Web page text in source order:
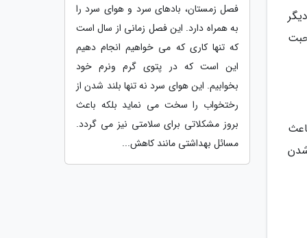
فصل زمستان، بادهای سرد و هوای سرد را
به همراه دارد. این فصل زمانی از سال است
که تنها کاری که می خواهیم انجام دهیم
این است که در پتوی گرم ونرم خود
بخوابیم. این هوای سرد نه تنها بلند شدن از
رختخواب را سخت می نماید بلکه باعث
بروز مشکلاتی برای سلامتی نیز می گردد.
مسائل بهداشتی مانند کاهش...